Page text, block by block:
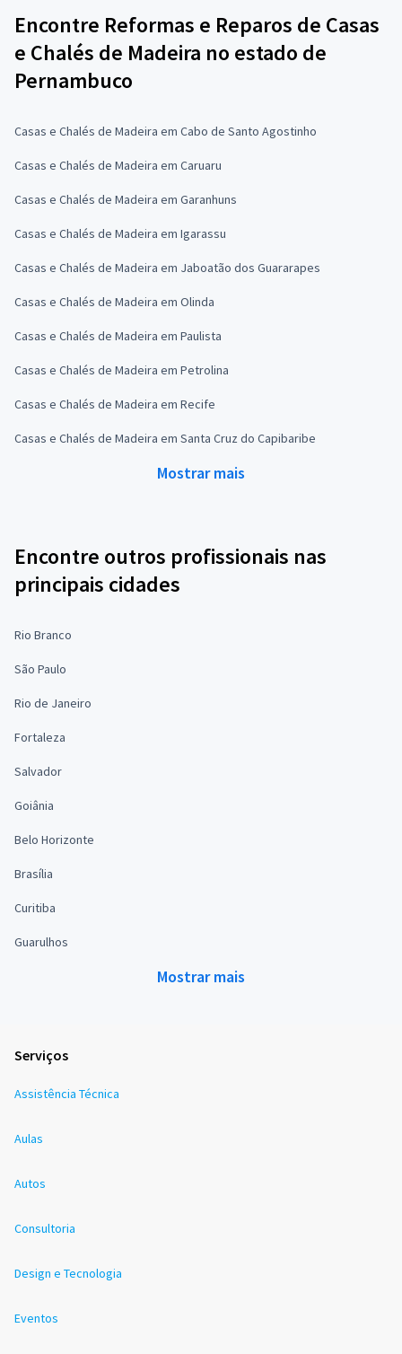
Encontre Reformas e Reparos de Casas
e Chalés de Madeira no estado de
Pernambuco
Casas e Chalés de Madeira em Cabo de Santo Agostinho
Casas e Chalés de Madeira em Caruaru
Casas e Chalés de Madeira em Garanhuns
Casas e Chalés de Madeira em Igarassu
Casas e Chalés de Madeira em Jaboatão dos Guararapes
Casas e Chalés de Madeira em Olinda
Casas e Chalés de Madeira em Paulista
Casas e Chalés de Madeira em Petrolina
Casas e Chalés de Madeira em Recife
Casas e Chalés de Madeira em Santa Cruz do Capibaribe
Mostrar mais
Encontre outros profissionais nas
principais cidades
Rio Branco
São Paulo
Rio de Janeiro
Fortaleza
Salvador
Goiânia
Belo Horizonte
Brasília
Curitiba
Guarulhos
Mostrar mais
Serviços
Assistência Técnica
Aulas
Autos
Consultoria
Design e Tecnologia
Eventos